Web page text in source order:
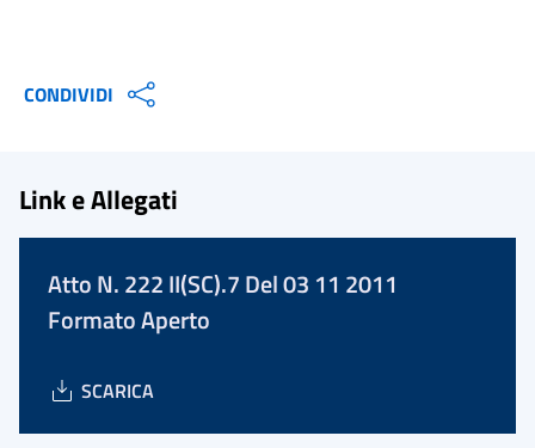
CONDIVIDI
Link e Allegati
Atto N. 222 II(SC).7 Del 03 11 2011
Formato Aperto
SCARICA